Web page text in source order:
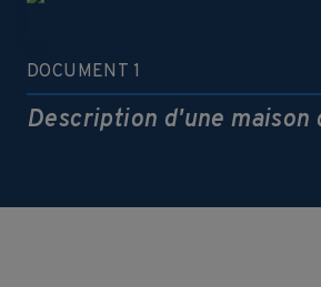
DOCUMENT 1
Description d'une maison